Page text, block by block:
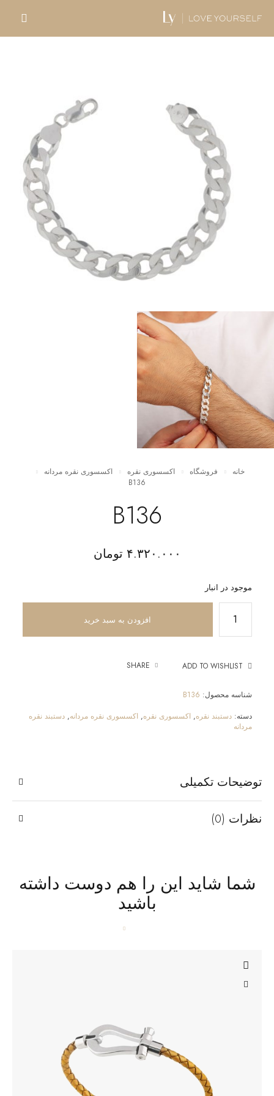
خانه فروشگاه اکسسوری نقره
اکسسوری نقره مردانه
B136
B136
۴.۳۲۰.۰۰۰ تومان
موجود در انبار
افزودن به سبد خرید
ADD TO WISHLIST
SHARE
شناسه محصول: B136
دسته:دستبند نقره,اکسسوری نقره,اکسسوری نقره مردانه,دستبند نقره
مردانه
توضیحات تکمیلی
نظرات (0)
شما شاید این را هم دوست داشته
باشید